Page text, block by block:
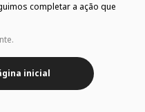
completar a ação que
inicial